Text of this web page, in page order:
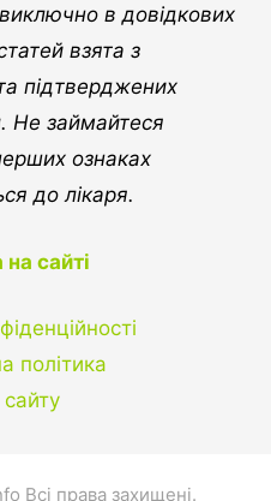
в довідкових
взята з
підтверджених
Не займайтеся
ознаках
до лікаря.
сайті
політика
Всі права захищені.